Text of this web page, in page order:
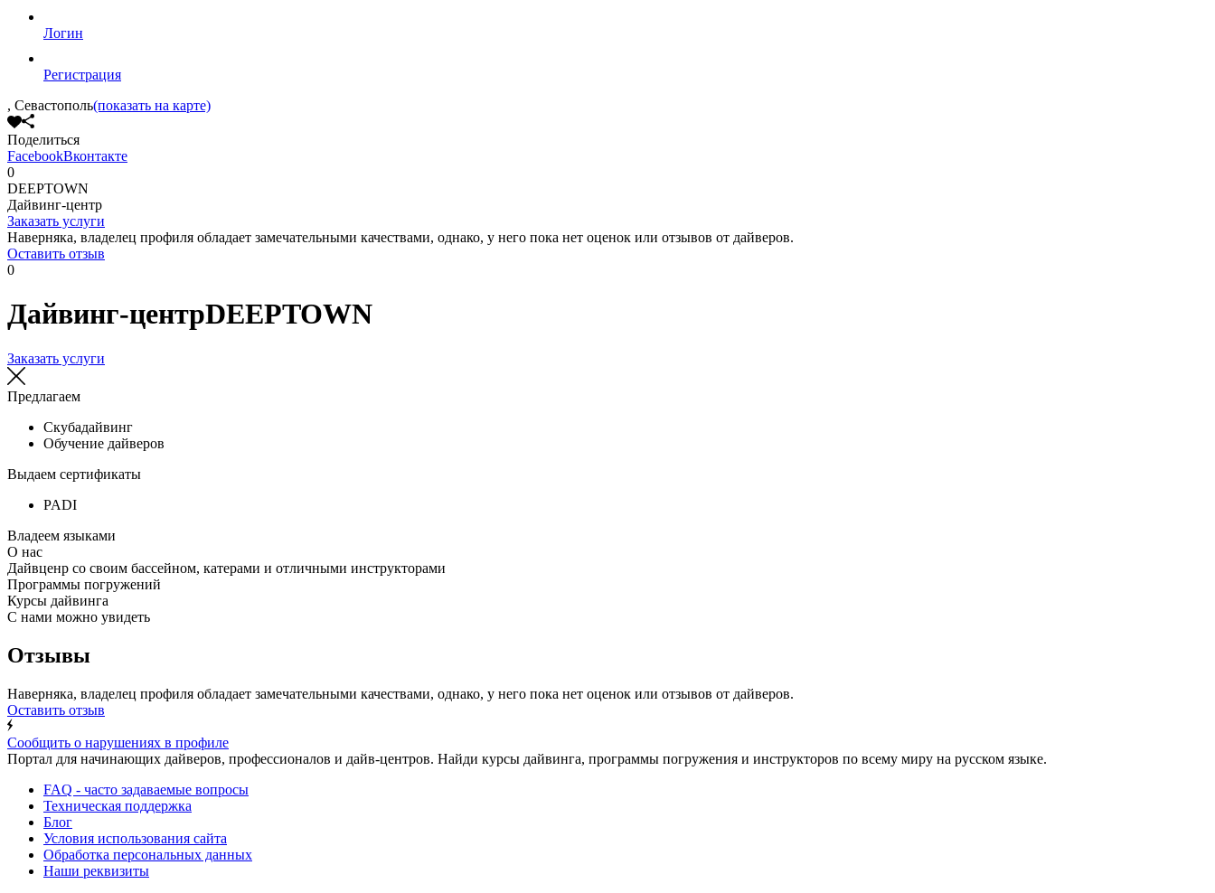
Логин
Регистрация
, Севастополь(показать на карте)
Поделиться
FacebookВконтакте
0
DEEPTOWN
Дайвинг-центр
Заказать услуги
Наверняка, владелец профиля обладает замечательными качествами, однако, у него пока нет оценок или отзывов от дайверов.
Оставить отзыв
0
Дайвинг-центрDEEPTOWN
Заказать услуги
Предлагаем
Cкубадайвинг
Обучение дайверов
Выдаем сертификаты
PADI
Владеем языками
О нас
Дайвценр со своим бассейном, катерами и отличными инструкторами
Программы погружений
Курсы дайвинга
С нами можно увидеть
Отзывы
Наверняка, владелец профиля обладает замечательными качествами, однако, у него пока нет оценок или отзывов от дайверов.
Оставить отзыв
Сообщить о нарушениях в профиле
Портал для начинающих дайверов, профессионалов и дайв-центров. Найди курсы дайвинга, программы погружения и инструкторов по всему миру на русском языке.
FAQ - часто задаваемые вопросы
Техническая поддержка
Блог
Условия использования сайта
Обработка персональных данных
Наши реквизиты